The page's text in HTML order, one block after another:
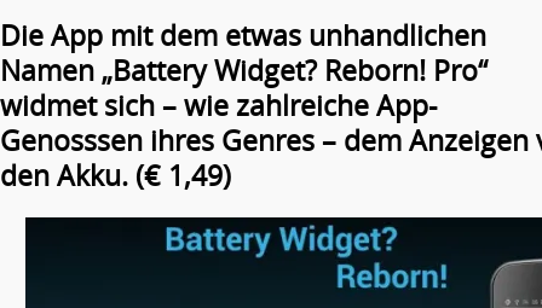
Die App mit dem etwas unhandlichen
Namen „Battery Widget? Reborn! Pro“
widmet sich – wie zahlreiche App-
Genosssen ihres Genres – dem
den Akku. (€ 1,49)